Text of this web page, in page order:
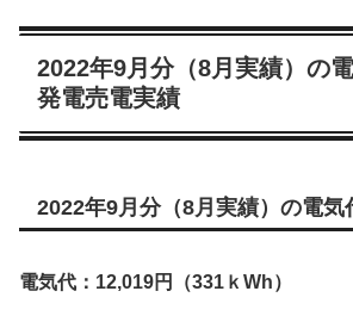
2022年9月分（8月実績）の
発電売電実績
2022年9月分（8月実績）の電気
電気代：12,019円（331ｋWh）